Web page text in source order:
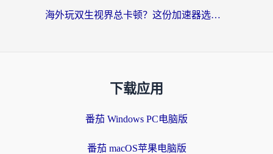
海外玩双生视界总卡顿？这份加速器选择指南帮你告别延迟（附欧洲流星蝴蝶剑澳门青鸾繁华录优化技巧）
下载应用
番茄 Windows PC电脑版
番茄 macOS苹果电脑版